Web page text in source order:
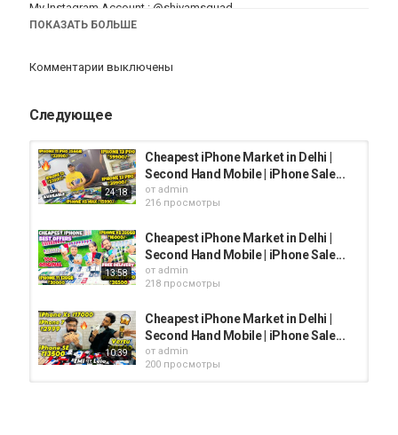
My Instagram Account : @shivamsquad
My Facebook Account :@shivamsquad
https://openinapp.co/shivam_squad
iphone
ПОКАЗАТЬ БОЛЬШЕ
Комментарии выключены
Следующее
24:18
Cheapest iPhone Market in Delhi |
Second Hand Mobile | iPhone Sale...
от admin
216 просмотры
13:58
Cheapest iPhone Market in Delhi |
Second Hand Mobile | iPhone Sale...
от admin
218 просмотры
10:39
Cheapest iPhone Market in Delhi |
Second Hand Mobile | iPhone Sale...
от admin
200 просмотры